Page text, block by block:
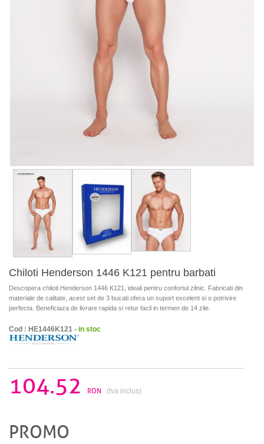
Chiloti Henderson 1446 K121 pentru barbati
Descopera chiloti Henderson 1446 K121, ideali pentru confortul zilnic. Fabricati din
materiale de calitate, acest set de 3 bucati ofera un suport excelent si o potrivire
perfecta. Beneficiaza de livrare rapida si retur facil in termen de 14 zile.
Cod : HE1446K121 - in stoc
104.52 RON (tva inclus)
PROMO